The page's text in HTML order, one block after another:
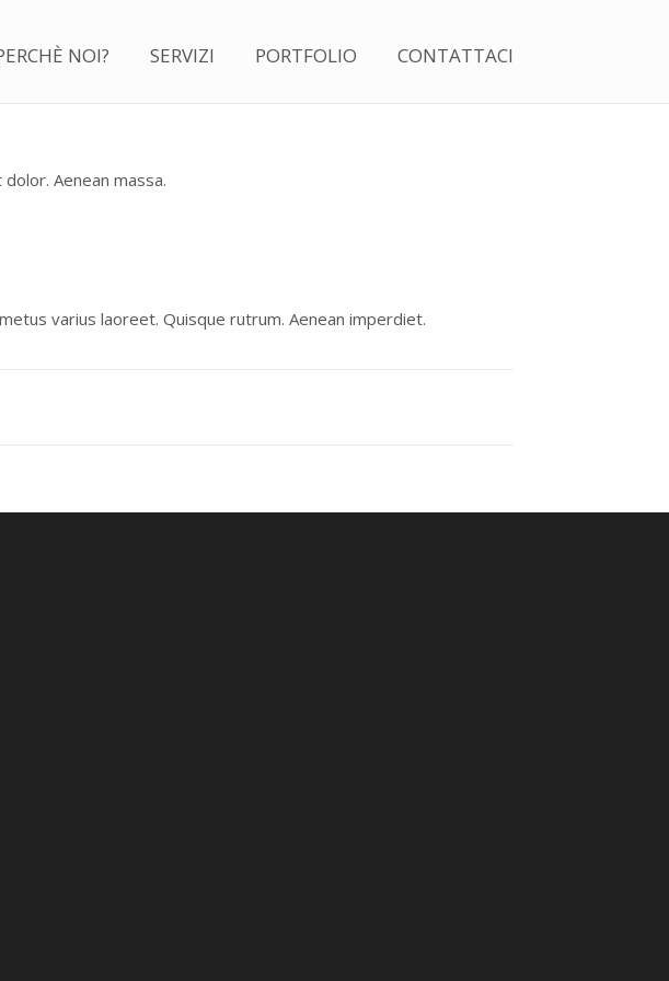
NOI? SERVIZI PORTFOLIO CONTATTACI
Aenean massa.
varius laoreet. Quisque rutrum. Aenean imperdiet.